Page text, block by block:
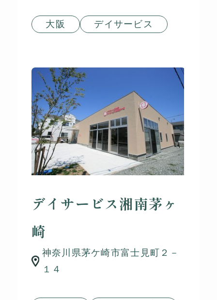
大阪 デイサービス
デイサービス湘南茅ヶ
崎
神奈川県茅ケ崎市富士見町２－
１４